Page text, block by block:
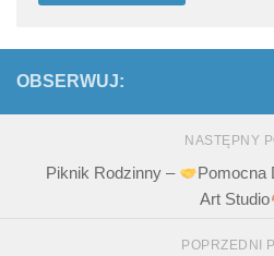
OBSERWUJ:
NASTĘPNY
Piknik Rodzinny – Pomocna
Art Studio
POPRZEDNI